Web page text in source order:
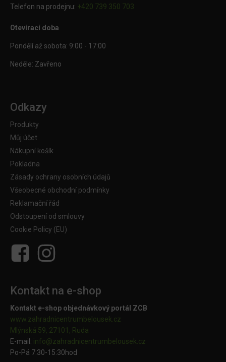
Telefon na prodejnu: +420 739 350 703
Otevírací doba
Pondělí až sobota: 9:00 - 17:00
Neděle: Zavřeno
Odkazy
Produkty
Můj účet
Nákupní košík
Pokladna
Zásady ochrany osobních údajů
Všeobecné obchodní podmínky
Reklamační řád
Odstoupení od smlouvy
Cookie Policy (EU)
Kontakt na e-shop
Kontakt e-shop objednávkový portál ZCB
www.zahradnicentrumbelousek.cz
Mlýnská 59, 27101, Ruda
E-mail: info@zahradnicentrumbelousek. cz
Po-Pá 7:30-15:30hod